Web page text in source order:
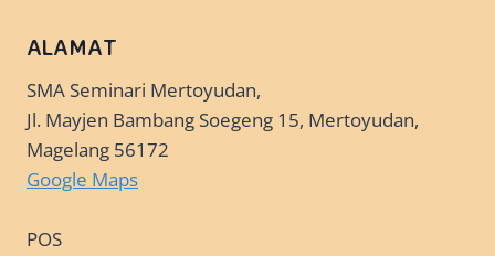
ALAMAT
SMA Seminari Mertoyudan,
Jl. Mayjen Bambang Soegeng 15, Mertoyudan,
Magelang 56172
Google Maps
POS